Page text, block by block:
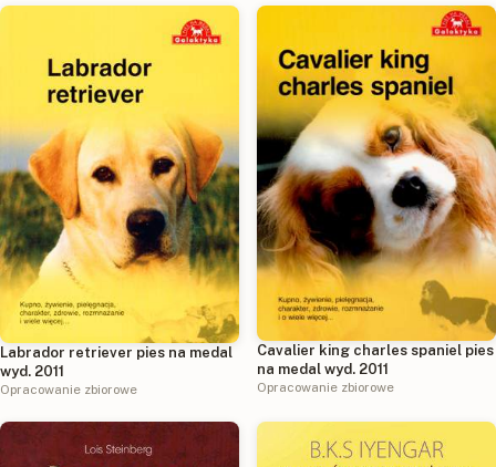
Labrador retriever pies na medal
wyd. 2011
Opracowanie zbiorowe
Cavalier king charles spaniel pies
na medal wyd. 2011
Opracowanie zbiorowe